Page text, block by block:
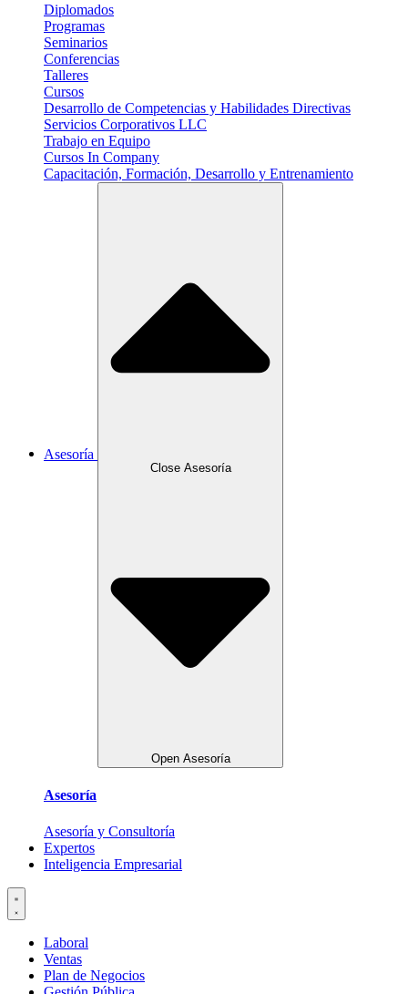
Diplomados
Programas
Seminarios
Conferencias
Talleres
Cursos
Desarrollo de Competencias y Habilidades Directivas
Servicios Corporativos LLC
Trabajo en Equipo
Cursos In Company
Capacitación, Formación, Desarrollo y Entrenamiento
Asesoría
Close Asesoría
Open Asesoría
Asesoría
Asesoría y Consultoría
Expertos
Inteligencia Empresarial
Laboral
Ventas
Plan de Negocios